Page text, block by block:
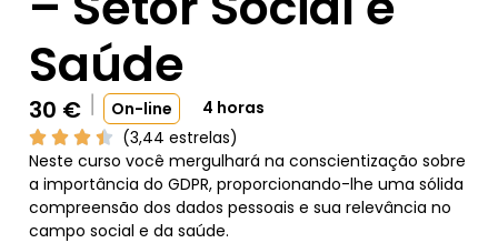
Saúde
30 € On-line
4 horas
(3,44 estrelas)
Neste curso você mergulhará na conscientização sobre
a importância do GDPR, proporcionando-lhe uma sólida
compreensão dos dados pessoais e sua relevância no
campo social e da saúde.